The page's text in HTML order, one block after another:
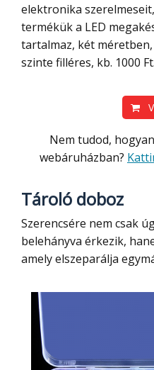
elektronika
termékük a LED
tartalmaz, két
szinte filléres, kb. 1000 Ft.
Nem tudod, hogyan vásárolj a Banggood
webáruházban?
Tároló doboz
Szerencsére nem csak úgy egy zacskóba
belehányva érkezik,
amely elszeparálja